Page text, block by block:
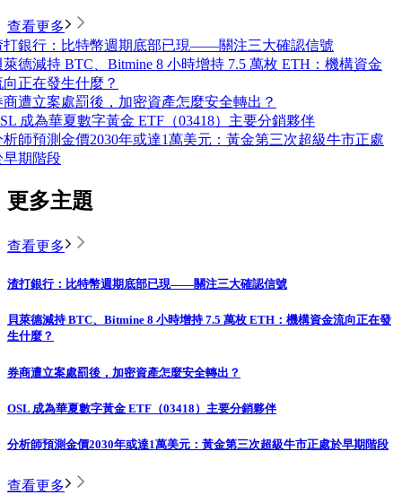
查看更多
打銀行：比特幣週期底部已現——關注三大確認信號
萊德減持 BTC、Bitmine 8 小時增持 7.5 萬枚 ETH：機構資金
向正在發生什麼？
商遭立案處罰後，加密資產怎麼安全轉出？
成為華夏數字黃金 ETF（03418）主要分銷夥伴
析師預測金價2030年或達1萬美元：黃金第三次超級牛市正處
早期階段
更多主題
查看更多
渣打銀行：比特幣週期底部已現——關注三大確認信號
貝萊德減持 BTC、Bitmine 8 小時增持 7.5 萬枚 ETH：機構資金流向正在發
生什麼？
券商遭立案處罰後，加密資產怎麼安全轉出？
OSL 成為華夏數字黃金 ETF（03418）主要分銷夥伴
分析師預測金價2030年或達1萬美元：黃金第三次超級牛市正處於早期階段
查看更多